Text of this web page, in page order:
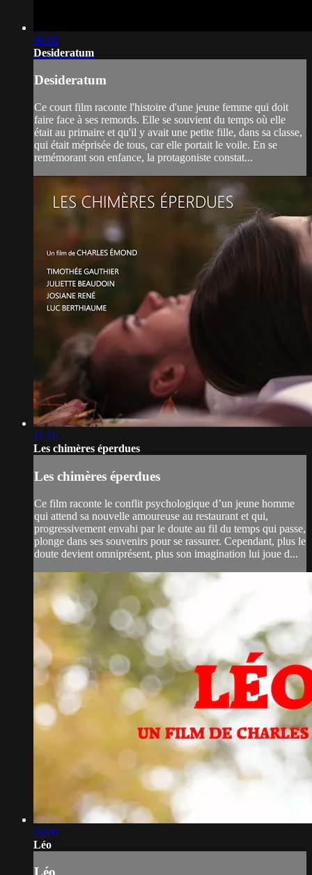
06:00
Desideratum
Desideratum
Ce court film raconte l'histoire d'une jeune femme qui doit
faire face à ses remords. Elle se souvient du temps où elle
était au primaire et qu'il y avait une petite fille, dans sa classe,
qui était méprisée de tous, car elle portait le voile. En se
remémorant son enfance, la protagoniste constat...
11:56
Les chimères éperdues
Les chimères éperdues
Ce film raconte le conflit psychologique d’un jeune homme
qui attend sa nouvelle amoureuse au restaurant et qui,
progressivement envahi par le doute au fil du temps qui passe,
plonge dans ses souvenirs pour se rassurer. Cependant, plus le
doute devient omniprésent, plus son imagination lui joue d...
03:00
Léo
Léo